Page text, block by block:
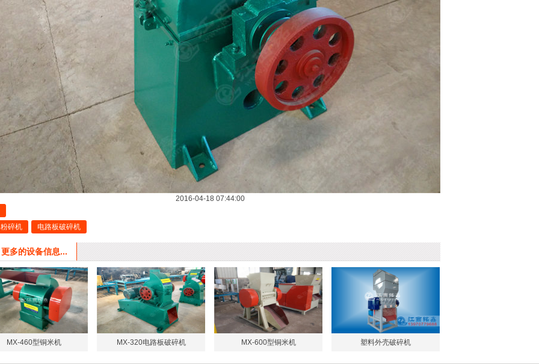
2016-04-18 07:44:00
碎机 电路板破碎机
更多的设备信息...
MX-460型铜米机 MX-320电路板破碎机 MX-600型铜米机 塑料外壳破碎机